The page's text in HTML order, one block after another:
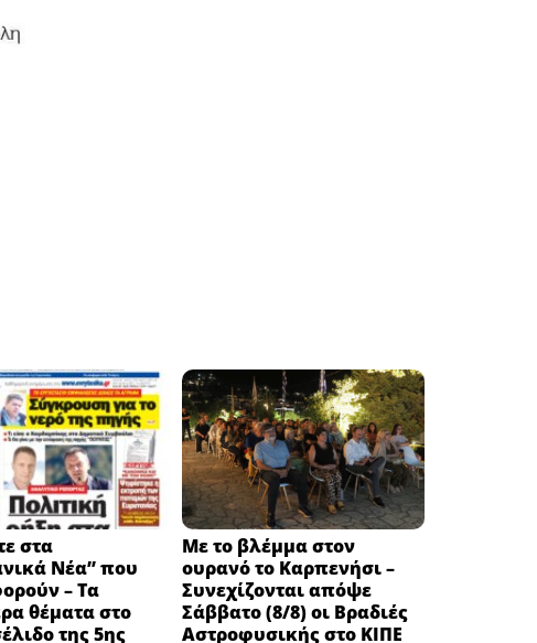
στα
Νέα” που
– Τα
θέματα στο
της 5ης
Με το βλέμμα στον
ουρανό το Καρπενήσι –
Συνεχίζονται απόψε
Σάββατο (8/8) οι Βραδιές
Αστροφυσικής στο ΚΙΠΕ